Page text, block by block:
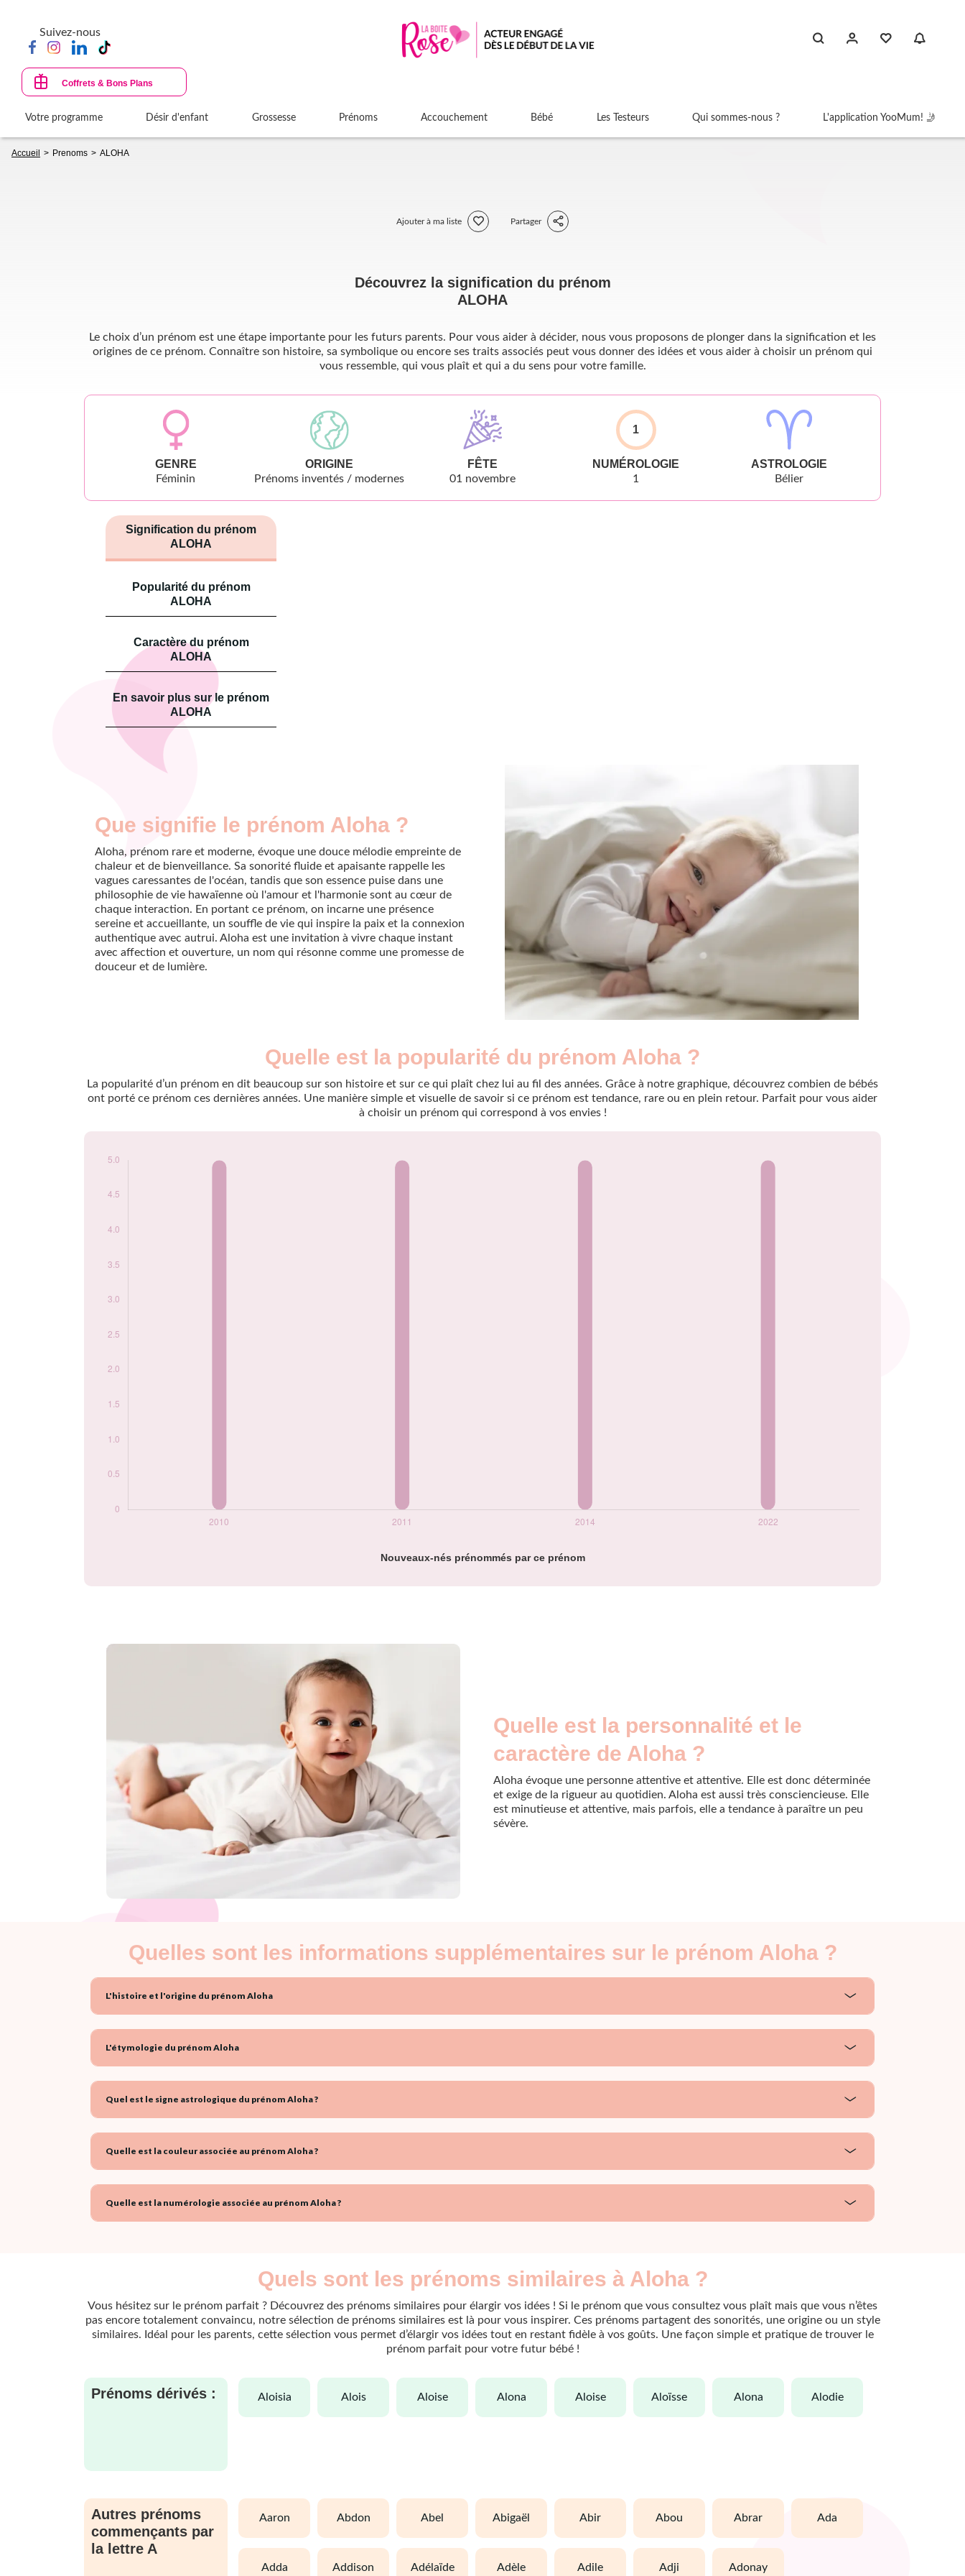
contenu
principal
Suivez-nous
Coffrets & Bons Plans
Votre programme Désir d'enfant Grossesse Prénoms Accouchement Bébé Les Testeurs Qui sommes-nous ? L'application YooMum! 🤳
d'Ariane
Accueil Prenoms ALOHA
Ajouter à ma liste Partager
Découvrez la signification du prénom
ALOHA
Le choix d’un prénom est une étape importante pour les futurs parents. Pour vous aider à décider, nous vous proposons de plonger dans la signification et les
origines de ce prénom. Connaître son histoire, sa symbolique ou encore ses traits associés peut vous donner des idées et vous aider à choisir un prénom qui
vous ressemble, qui vous plaît et qui a du sens pour votre famille.
GENRE
Féminin
ORIGINE
Prénoms inventés / modernes
FÊTE
01 novembre
1
NUMÉROLOGIE
1
ASTROLOGIE
Bélier
Signification du prénom
ALOHA
Popularité du prénom
ALOHA
Caractère du prénom
ALOHA
En savoir plus sur le prénom
ALOHA
Que signifie le prénom Aloha ?
Aloha, prénom rare et moderne, évoque une douce mélodie empreinte de
chaleur et de bienveillance. Sa sonorité fluide et apaisante rappelle les
vagues caressantes de l'océan, tandis que son essence puise dans une
philosophie de vie hawaïenne où l'amour et l'harmonie sont au cœur de
chaque interaction. En portant ce prénom, on incarne une présence
sereine et accueillante, un souffle de vie qui inspire la paix et la connexion
authentique avec autrui. Aloha est une invitation à vivre chaque instant
avec affection et ouverture, un nom qui résonne comme une promesse de
douceur et de lumière.
Quelle est la popularité du prénom Aloha ?
La popularité d’un prénom en dit beaucoup sur son histoire et sur ce qui plaît chez lui au fil des années. Grâce à notre graphique, découvrez combien de bébés
ont porté ce prénom ces dernières années. Une manière simple et visuelle de savoir si ce prénom est tendance, rare ou en plein retour. Parfait pour vous aider
à choisir un prénom qui correspond à vos envies !
Nouveaux-nés prénommés par ce prénom
prénom Aloha par
2010
5
2011
5
Quelle est la personnalité et le
caractère de Aloha ?
Aloha évoque une personne attentive et attentive. Elle est donc déterminée
et exige de la rigueur au quotidien. Aloha est aussi très consciencieuse. Elle
est minutieuse et attentive, mais parfois, elle a tendance à paraître un peu
sévère.
Quelles sont les informations supplémentaires sur le prénom Aloha ?
L'histoire et l'origine du prénom Aloha
L'étymologie du prénom Aloha
Quel est le signe astrologique du prénom Aloha ?
Quelle est la couleur associée au prénom Aloha ?
Quelle est la numérologie associée au prénom Aloha ?
Quels sont les prénoms similaires à Aloha ?
Vous hésitez sur le prénom parfait ? Découvrez des prénoms similaires pour élargir vos idées ! Si le prénom que vous consultez vous plaît mais que vous n’êtes
pas encore totalement convaincu, notre sélection de prénoms similaires est là pour vous inspirer. Ces prénoms partagent des sonorités, une origine ou un style
similaires. Idéal pour les parents, cette sélection vous permet d’élargir vos idées tout en restant fidèle à vos goûts. Une façon simple et pratique de trouver le
prénom parfait pour votre futur bébé !
Prénoms dérivés : aloisia alois aloise alona aloise aloïsse alona alodie
Autres prénoms
commençants par
la lettre A
aaron abdon abel abigaël abir abou abrar ada
adda addison adélaïde adèle adile adji adonay